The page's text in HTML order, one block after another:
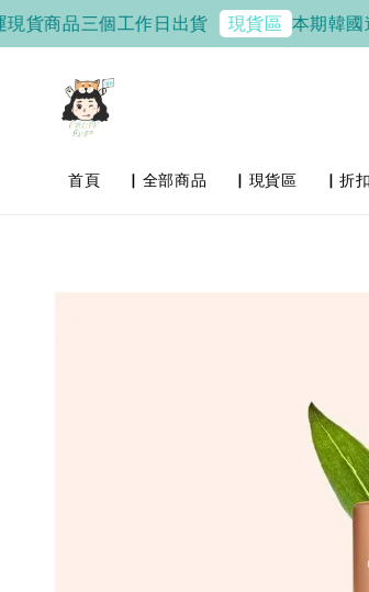
商品三個工作日出貨 現貨區 本期韓國連線
首頁 ▏全部商品 ▏現貨區 ▏折